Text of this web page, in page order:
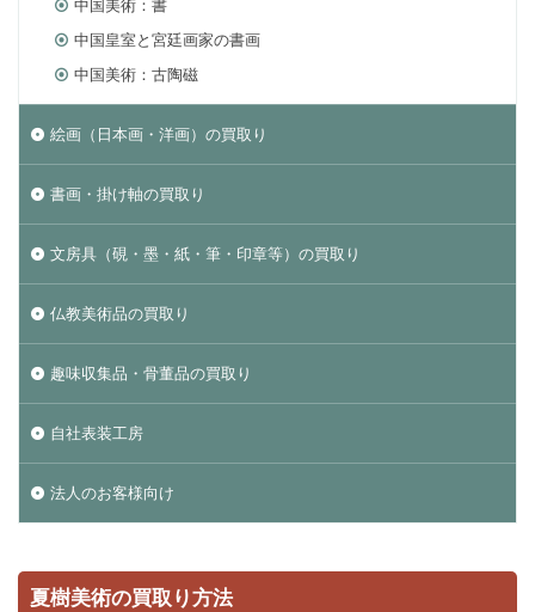
中国美術：書
中国皇室と宮廷画家の書画
中国美術：古陶磁
絵画（日本画・洋画）の買取り
書画・掛け軸の買取り
文房具（硯・墨・紙・筆・印章等）の買取り
仏教美術品の買取り
趣味収集品・骨董品の買取り
自社表装工房
法人のお客様向け
夏樹美術の買取り方法